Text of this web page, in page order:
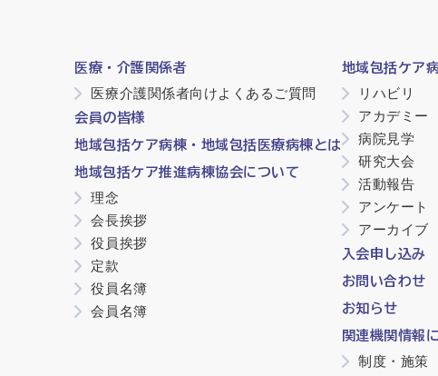
医療・介護関係者
医療介護関係者向けよくあるご質問
会員の皆様
地域包括ケア病棟・地域包括医療病棟とは
地域包括ケア推進病棟協会について
理念
会長挨拶
役員挨拶
定款
役員名簿
会員名簿
地域包括ケア
リハビリ
アカデミー
病院見学
研究大会
活動報告
アンケート
アーカイブ
入会申し込み
お問い合わせ
お知らせ
関連機関情報
制度・施策